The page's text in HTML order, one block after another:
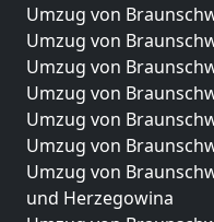
Umzug von
Umzug von
Umzug von
Umzug von
Umzug von
Umzug von
Umzug von
und Herzegowina